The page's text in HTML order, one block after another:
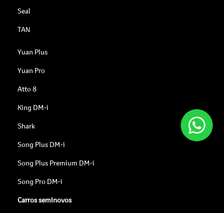
Seal
TAN
Yuan Plus
Yuan Pro
Atto 8
King DM-i
Shark
Song Plus DM-i
Song Plus Premium DM-i
Song Pro DM-i
Carros seminovos